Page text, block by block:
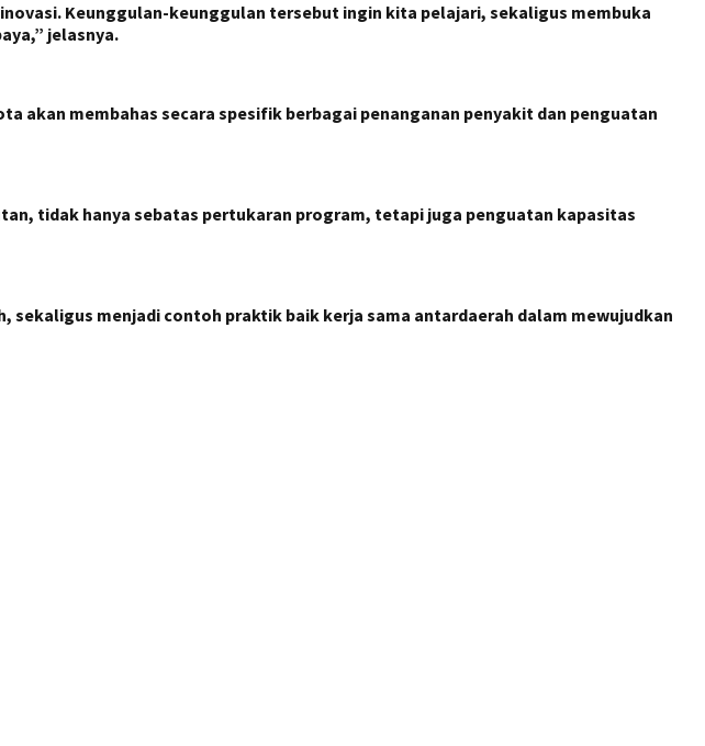
Keunggulan-keunggulan tersebut ingin kita pelajari, sekaligus membuka
jelasnya.
akan membahas secara spesifik berbagai penanganan penyakit dan penguatan
tidak hanya sebatas pertukaran program, tetapi juga penguatan kapasitas
menjadi contoh praktik baik kerja sama antardaerah dalam mewujudkan